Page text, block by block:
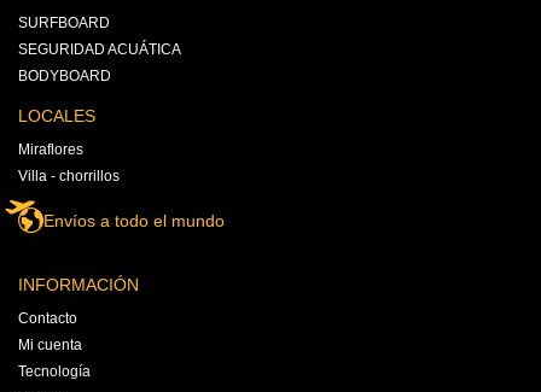
SCHOOL BOARD
o Sledsy cuidados
SURFBOARD
SEGURIDAD ACUÁTICA
BODYBOARD
LOCALES
Miraflores
Villa - chorrillos
Envíos a todo el mundo
INFORMACIÓN
Contacto
Mi cuenta
Tecnología